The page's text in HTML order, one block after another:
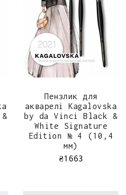
Пензлик для
акварелі Kagalovska
by da Vinci Black &
White Signature
Edition № 4 (10,4
мм)
₴1663